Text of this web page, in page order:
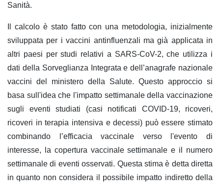
Sanità.
Il calcolo è stato fatto con una metodologia, inizialmente
sviluppata per i vaccini antinfluenzali ma già applicata in
altri paesi per studi relativi a SARS-CoV-2, che utilizza i
dati della Sorveglianza Integrata e dell’anagrafe nazionale
vaccini del ministero della Salute. Questo approccio si
basa sull'idea che l'impatto settimanale della vaccinazione
sugli eventi studiati (casi notificati COVID-19, ricoveri,
ricoveri in terapia intensiva e decessi) può essere stimato
combinando l’efficacia vaccinale verso l'evento di
interesse, la copertura vaccinale settimanale e il numero
settimanale di eventi osservati. Questa stima è detta diretta
in quanto non considera il possibile impatto indiretto della